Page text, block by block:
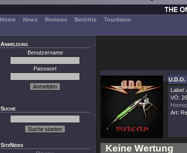
Home News Reviews Berichte
Tourdaten
Anmeldung
Benutzername
Passwort
Suche
SiteNews
U.D.O.
Label:
VÖ:
Art:
Keine Wertung